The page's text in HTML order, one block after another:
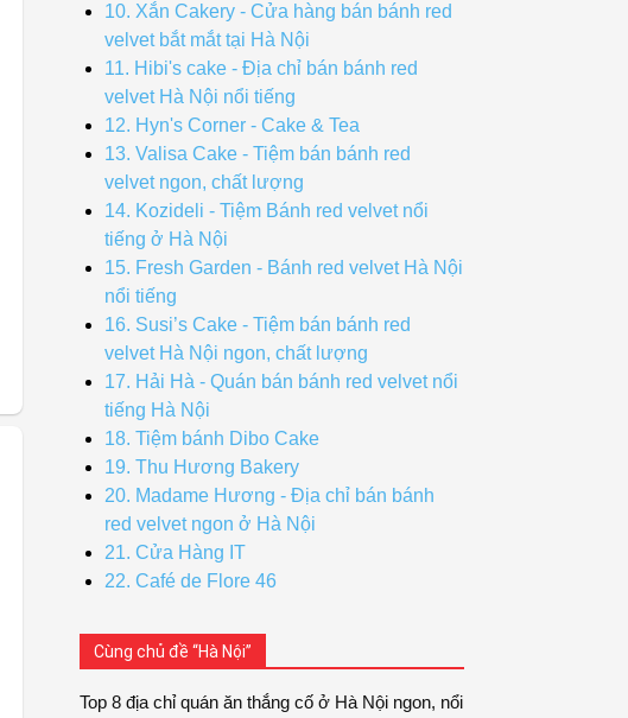
10. Xắn Cakery - Cửa hàng bán bánh red
velvet bắt mắt tại Hà Nội
11. Hibi's cake - Địa chỉ bán bánh red
velvet Hà Nội nổi tiếng
12. Hyn's Corner - Cake & Tea
13. Valisa Cake - Tiệm bán bánh red
velvet ngon, chất lượng
14. Kozideli - Tiệm Bánh red velvet nổi
tiếng ở Hà Nội
15. Fresh Garden - Bánh red velvet Hà Nội
nổi tiếng
16. Susi’s Cake - Tiệm bán bánh red
velvet Hà Nội ngon, chất lượng
17. Hải Hà - Quán bán bánh red velvet nổi
tiếng Hà Nội
18. Tiệm bánh Dibo Cake
19. Thu Hương Bakery
20. Madame Hương - Địa chỉ bán bánh
red velvet ngon ở Hà Nội
21. Cửa Hàng IT
22. Café de Flore 46
Cùng chủ đề “Hà Nội”
Top 8 địa chỉ quán ăn thắng cố ở Hà Nội ngon, nổi